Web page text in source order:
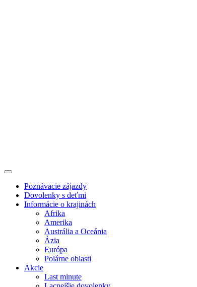
Poznávacie zájazdy
Dovolenky s deťmi
Informácie o krajinách
Afrika
Amerika
Austrália a Oceánia
Ázia
Európa
Polárne oblasti
Akcie
Last minute